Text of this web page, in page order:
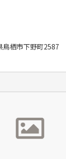
鳥栖市下野町2587